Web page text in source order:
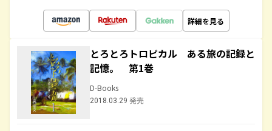
詳細を見る
とろとろトロピカル ある旅の記録と
記憶。 第1巻
D-Books
2018.03.29 発売